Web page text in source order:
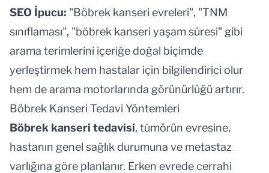
SEO İpucu: "Böbrek kanseri evreleri", "TNM
sınıflaması", "böbrek kanseri yaşam süresi" gibi
arama terimlerini içeriğe doğal biçimde
yerleştirmek hem hastalar için bilgilendirici olur
hem de arama motorlarında görünürlüğü artırır.
Böbrek Kanseri Tedavi Yöntemleri
Böbrek kanseri tedavisi, tümörün evresine,
hastanın genel sağlık durumuna ve metastaz
varlığına göre planlanır. Erken evrede cerrahi